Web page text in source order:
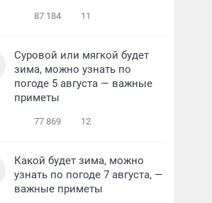
87 184 11
Суровой или мягкой будет
зима, можно узнать по
погоде 5 августа — важные
приметы
77 869 12
Какой будет зима, можно
узнать по погоде 7 августа, —
важные приметы